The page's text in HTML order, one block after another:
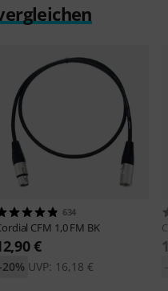
634
CFM 1,0 FM BK
€
UVP: 16,18 €